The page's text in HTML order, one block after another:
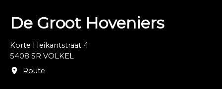
De Groot Hoveniers
Korte Heikantstraat 4
5408 SR VOLKEL
Route